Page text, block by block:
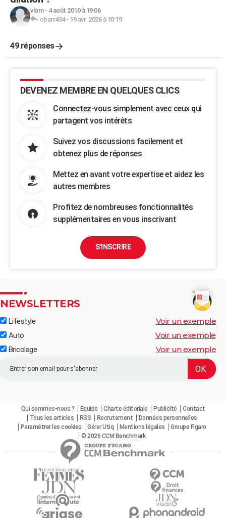
vlom- 4 août 2010 à 19:06
cbarr434- 19 avr. 2026 à 10:19
49 réponses
DEVENEZ MEMBRE EN QUELQUES CLICS
Connectez-vous simplement avec ceux qui
partagent vos intérêts
Suivez vos discussions facilement et
obtenez plus de réponses
Mettez en avant votre expertise et aidez les
autres membres
Profitez de nombreuses fonctionnalités
supplémentaires en vous inscrivant
S'INSCRIRE
NEWSLETTERS
Lifestyle Voir un exemple
Auto Voir un exemple
Bricolage Voir un exemple
Qui sommes-nous ? Equipe Charte éditoriale Publicité
Contact
Tous les articles
RSS Recrutement
Données personnelles
Paramétrer les cookies
Gérer Utiq Mentions légales
Groupe Figaro
© 2026 CCM Benchmark